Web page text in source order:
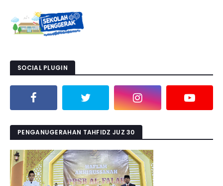
SOCIAL PLUGIN
PENGANUGERAHAN TAHFIDZ JUZ 30